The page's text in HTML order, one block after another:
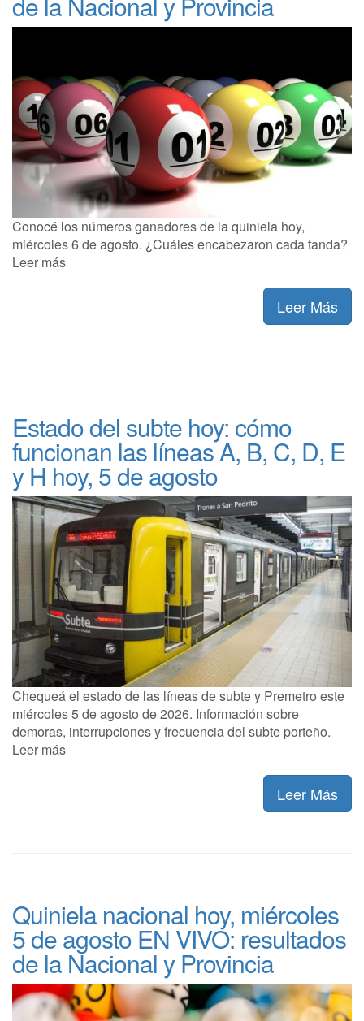
Conocé los números ganadores de la quiniela hoy,
miércoles 6 de agosto. ¿Cuáles encabezaron cada tanda?
Leer más
Leer Más
Estado del subte hoy: cómo
funcionan las líneas A, B, C, D, E
y H hoy, 5 de agosto
Chequeá el estado de las líneas de subte y Premetro este
miércoles 5 de agosto de 2026. Información sobre
demoras, interrupciones y frecuencia del subte porteño.
Leer más
Leer Más
Quiniela nacional hoy, miércoles
5 de agosto EN VIVO: resultados
de la Nacional y Provincia